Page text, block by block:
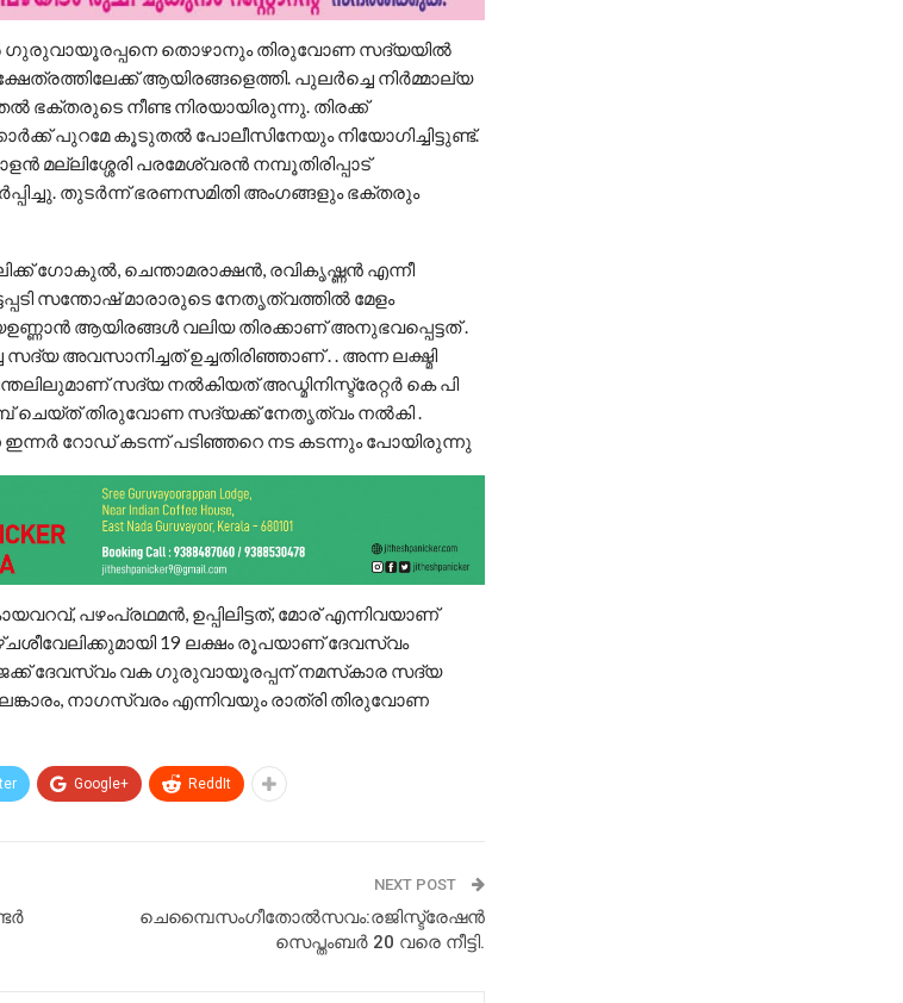
തൊഴാനും തിരുവോണ സദ്യയില്‍
ആയിരങ്ങളെത്തി. പുലര്‍ച്ചെ നിര്‍മ്മാല്യ
ഭക്തരുടെ നീണ്ട നിരയായിരുന്നു. തിരക്ക്
പുറമേ കൂടുതല്‍ പോലീസിനേയും നിയോഗിച്ചിട്ടുണ്ട്.
മല്ലിശ്ശേരി പരമേശ്വരന്‍ നമ്പൂതിരിപ്പാട്
തുടര്‍ന്ന് ഭരണസമിതി അംഗങ്ങളും ഭക്തരും
ഗോകുല്‍, ചെന്താമരാക്ഷന്‍, രവികൃഷ്ണന്‍ എന്നീ
സന്തോഷ് മാരാരുടെ നേതൃത്വത്തില്‍ മേളം
ആയിരങ്ങൾ വലിയ തിരക്കാണ് അനുഭവപ്പെട്ടത് .
അവസാനിച്ചത് ഉച്ചതിരിഞ്ഞാണ് . . അന്ന ലക്ഷ്മി
സദ്യ നല്‍കിയത് അഡ്മിനിസ്ട്രേറ്റർ കെ പി
ചെയ്ത് തിരുവോണ സദ്യക്ക് നേതൃത്വം നൽകി .
ഇന്നർ റോഡ് കടന്ന് പടിഞ്ഞറെ നട കടന്നും പോയിരുന്നു
പഴംപ്രഥമന്‍, ഉപ്പിലിട്ടത്, മോര് എന്നിവയാണ്
19 ലക്ഷം രൂപയാണ് ദേവസ്വം
ദേവസ്വം വക ഗുരുവായൂരപ്പന് നമസ്‌കാര സദ്യ
നാഗസ്വരം എന്നിവയും രാത്രി തിരുവോണ
Google+ ReddIt
NEXT POST
ചെമ്പൈസംഗീതോൽസവം:രജിസ്ട്രേഷൻ
സെപ്തംബർ 20 വരെ നീട്ടി.